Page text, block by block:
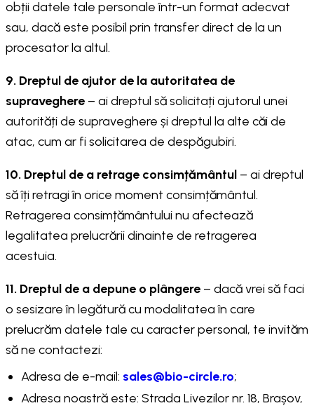
obții datele tale personale într-un format adecvat
sau, dacă este posibil prin transfer direct de la un
procesator la altul.
9. Dreptul de ajutor de la autoritatea de
supraveghere – ai dreptul să solicitați ajutorul unei
autorități de supraveghere și dreptul la alte căi de
atac, cum ar fi solicitarea de despăgubiri.
10. Dreptul de a retrage consimțământul – ai dreptul
să îți retragi în orice moment consimțământul.
Retragerea consimțământului nu afectează
legalitatea prelucrării dinainte de retragerea
acestuia.
11. Dreptul de a depune o plângere – dacă vrei să faci
o sesizare în legătură cu modalitatea în care
prelucrăm datele tale cu caracter personal, te invităm
să ne contactezi:
Adresa de e-mail: sales@bio-circle.ro;
Adresa noastră este: Strada Livezilor nr. 18, Brașov,